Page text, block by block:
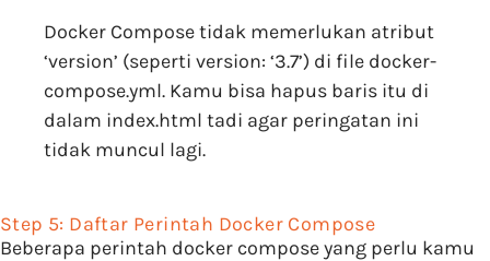
Docker Compose tidak memerlukan atribut
‘version’ (seperti version: ‘3.7’) di file docker-
compose.yml. Kamu bisa hapus baris itu di
dalam index.html tadi agar peringatan ini
tidak muncul lagi.
Step 5: Daftar Perintah Docker Compose
Beberapa perintah docker compose yang perlu kamu